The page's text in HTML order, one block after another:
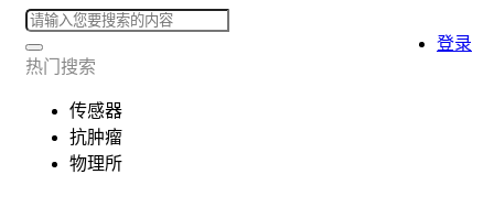
热门搜索
传感器
抗肿瘤
物理所
登录